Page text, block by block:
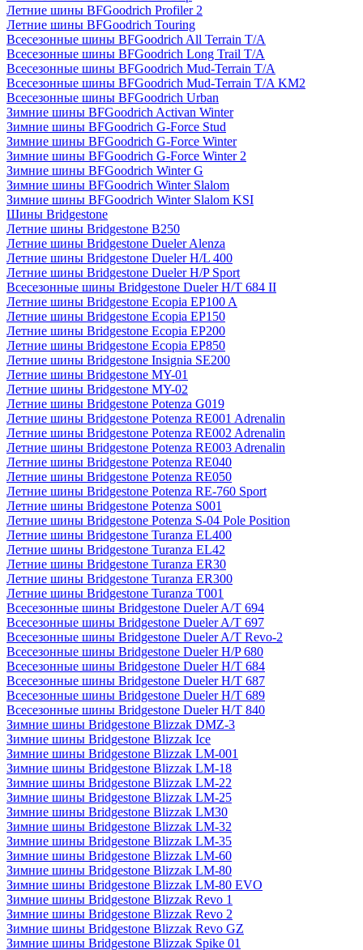
Летние шины BFGoodrich Profiler 2
Летние шины BFGoodrich Touring
Всесезонные шины BFGoodrich All Terrain T/A
Всесезонные шины BFGoodrich Long Trail T/A
Всесезонные шины BFGoodrich Mud-Terrain T/A
Всесезонные шины BFGoodrich Mud-Terrain T/A KM2
Всесезонные шины BFGoodrich Urban
Зимние шины BFGoodrich Activan Winter
Зимние шины BFGoodrich G-Force Stud
Зимние шины BFGoodrich G-Force Winter
Зимние шины BFGoodrich G-Force Winter 2
Зимние шины BFGoodrich Winter G
Зимние шины BFGoodrich Winter Slalom
Зимние шины BFGoodrich Winter Slalom KSI
Шины Bridgestone
Летние шины Bridgestone B250
Летние шины Bridgestone Dueler Alenza
Летние шины Bridgestone Dueler H/L 400
Летние шины Bridgestone Dueler H/P Sport
Всесезонные шины Bridgestone Dueler H/T 684 II
Летние шины Bridgestone Ecopia EP100 A
Летние шины Bridgestone Ecopia EP150
Летние шины Bridgestone Ecopia EP200
Летние шины Bridgestone Ecopia EP850
Летние шины Bridgestone Insignia SE200
Летние шины Bridgestone MY-01
Летние шины Bridgestone MY-02
Летние шины Bridgestone Potenza G019
Летние шины Bridgestone Potenza RE001 Adrenalin
Летние шины Bridgestone Potenza RE002 Adrenalin
Летние шины Bridgestone Potenza RE003 Adrenalin
Летние шины Bridgestone Potenza RE040
Летние шины Bridgestone Potenza RE050
Летние шины Bridgestone Potenza RE-760 Sport
Летние шины Bridgestone Potenza S001
Летние шины Bridgestone Potenza S-04 Pole Position
Летние шины Bridgestone Turanza EL400
Летние шины Bridgestone Turanza EL42
Летние шины Bridgestone Turanza ER30
Летние шины Bridgestone Turanza ER300
Летние шины Bridgestone Turanza T001
Всесезонные шины Bridgestone Dueler A/T 694
Всесезонные шины Bridgestone Dueler A/T 697
Всесезонные шины Bridgestone Dueler A/T Revo-2
Всесезонные шины Bridgestone Dueler H/P 680
Всесезонные шины Bridgestone Dueler H/T 684
Всесезонные шины Bridgestone Dueler H/T 687
Всесезонные шины Bridgestone Dueler H/T 689
Всесезонные шины Bridgestone Dueler H/T 840
Зимние шины Bridgestone Blizzak DMZ-3
Зимние шины Bridgestone Blizzak Ice
Зимние шины Bridgestone Blizzak LM-001
Зимние шины Bridgestone Blizzak LM-18
Зимние шины Bridgestone Blizzak LM-22
Зимние шины Bridgestone Blizzak LM-25
Зимние шины Bridgestone Blizzak LM30
Зимние шины Bridgestone Blizzak LM-32
Зимние шины Bridgestone Blizzak LM-35
Зимние шины Bridgestone Blizzak LM-60
Зимние шины Bridgestone Blizzak LM-80
Зимние шины Bridgestone Blizzak LM-80 EVO
Зимние шины Bridgestone Blizzak Revo 1
Зимние шины Bridgestone Blizzak Revo 2
Зимние шины Bridgestone Blizzak Revo GZ
Зимние шины Bridgestone Blizzak Spike 01